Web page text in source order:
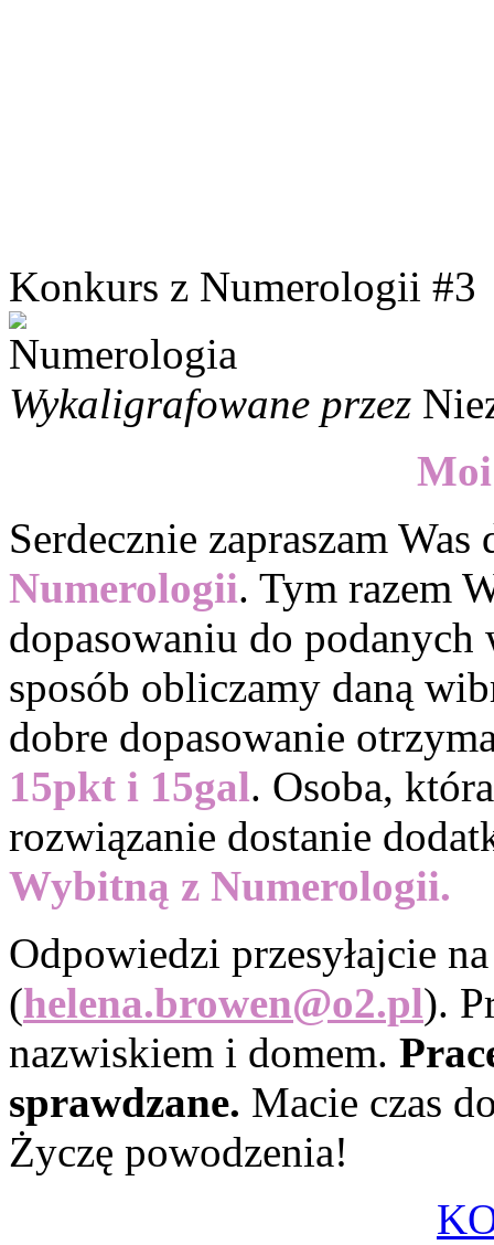
Konkurs z Numerologii #3
Wykaligrafowane przez
Serdecznie zapraszam Was
Numerologii. Tym razem
dopasowaniu do
sposób obliczamy daną
dobre dopasowanie
15pkt i 15gal. Osoba,
rozwiązanie dostanie
Wybitną z Numerologii.
Odpowiedzi przesyłajcie
(helena.browen@o2.pl).
nazwiskiem i domem.
sprawdzane. Macie czas
Życzę powodzenia!